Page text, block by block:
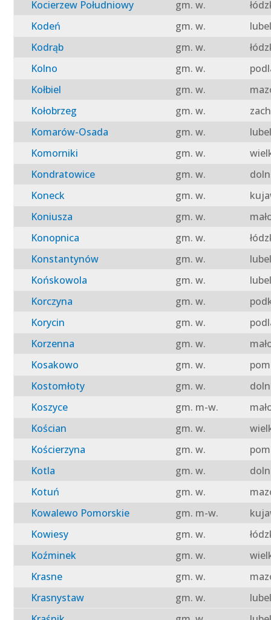
Kocierzew Południowy
gm. w.
Kodeń
gm. w.
Kodrąb
gm. w.
Kolno
gm. w.
Kołbiel
gm. w.
Kołobrzeg
gm. w.
Komarów-Osada
gm. w.
Komorniki
gm. w.
Kondratowice
gm. w.
Koneck
gm. w.
Koniusza
gm. w.
Konopnica
gm. w.
Konstantynów
gm. w.
Końskowola
gm. w.
Korczyna
gm. w.
Korycin
gm. w.
Korzenna
gm. w.
Kosakowo
gm. w.
Kostomłoty
gm. w.
Koszyce
gm. m-w.
Kościan
gm. w.
Kościerzyna
gm. w.
Kotla
gm. w.
Kotuń
gm. w.
Kowalewo Pomorskie
gm. m-w.
Kowiesy
gm. w.
Koźminek
gm. w.
Krasne
gm. w.
Krasnystaw
gm. w.